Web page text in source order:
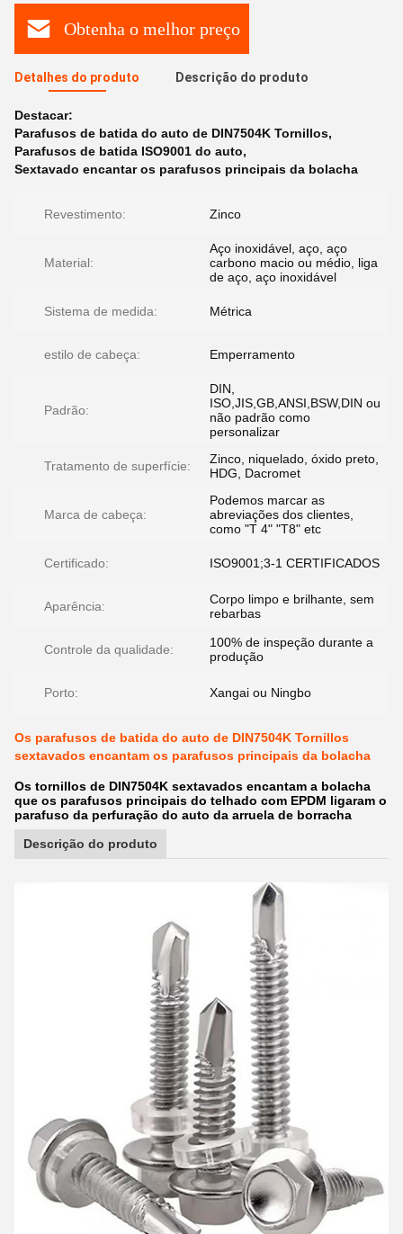
Obtenha o melhor preço
Detalhes do produto Descrição do produto
Destacar:
Parafusos de batida do auto de DIN7504K Tornillos,
Parafusos de batida ISO9001 do auto,
Sextavado encantar os parafusos principais da bolacha
Revestimento: Zinco
Material:
Aço inoxidável, aço, aço
carbono macio ou médio, liga
de aço, aço inoxidável
Sistema de medida: Métrica
estilo de cabeça: Emperramento
Padrão:
DIN,
ISO,JIS,GB,ANSI,BSW,DIN ou
não padrão como
personalizar
Tratamento de superfície:
Zinco, niquelado, óxido preto,
HDG, Dacromet
Marca de cabeça:
Podemos marcar as
abreviações dos clientes,
como "T 4" "T8" etc
Certificado: ISO9001;3-1 CERTIFICADOS
Aparência:
Corpo limpo e brilhante, sem
rebarbas
Controle da qualidade:
100% de inspeção durante a
produção
Porto: Xangai ou Ningbo
Os parafusos de batida do auto de DIN7504K Tornillos
sextavados encantam os parafusos principais da bolacha
Os tornillos de DIN7504K sextavados encantam a bolacha
que os parafusos principais do telhado com EPDM ligaram o
parafuso da perfuração do auto da arruela de borracha
Descrição do produto